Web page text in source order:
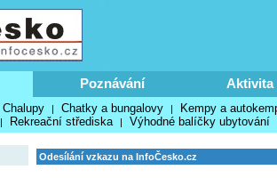
Poznávání Aktivita
Chalupy | Chatky a bungalovy | Kempy a
| Rekreační střediska | Výhodné balíčky ubytování
Odesílání vzkazu na InfoČesko.cz